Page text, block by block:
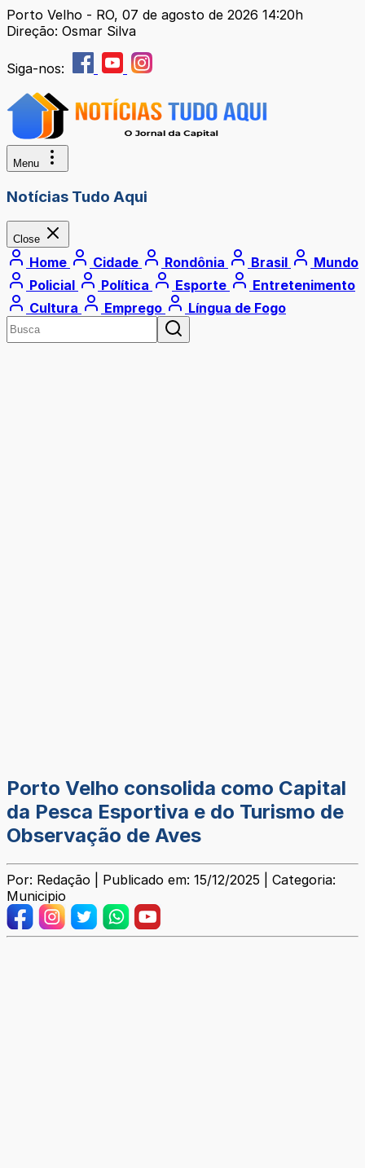
Porto Velho - RO, 07 de agosto de 2026 14:20h
Direção: Osmar Silva
Siga-nos:
Menu
Notícias Tudo Aqui
Close
Home Cidade Rondônia Brasil
Mundo
Policial
Política Esporte
Entretenimento
Cultura
Emprego Língua de Fogo
Porto Velho consolida como Capital
da Pesca Esportiva e do Turismo de
Observação de Aves
Por: Redação | Publicado em: 15/12/2025 | Categoria:
Municipio